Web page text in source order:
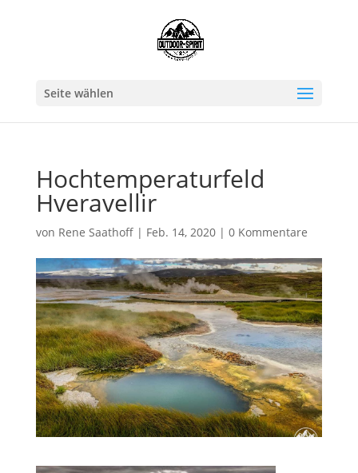
Seite wählen
Hochtemperaturfeld
Hveravellir
von Rene Saathoff| Feb. 14, 2020| 0 Kommentare